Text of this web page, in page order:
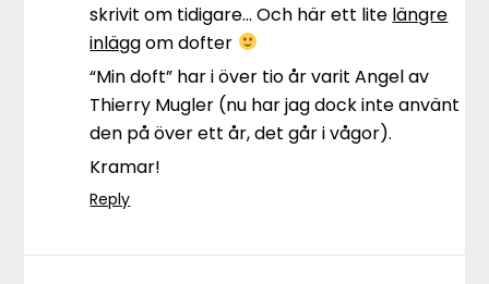
skrivit om tidigare… Och här ett lite längre
inläggom dofter
“Min doft” har i över tio år varit Angel av
Thierry Mugler (nu har jag dock inte använt
den på över ett år, det går i vågor).
Kramar!
Reply